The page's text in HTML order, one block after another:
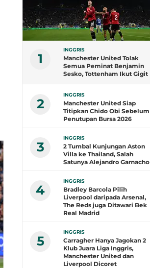
1
INGGRIS
Manchester United Tolak
Semua Peminat Benjamin
Sesko, Tottenham Ikut Gigit
2
INGGRIS
Manchester United Siap
Titipkan Chido Obi Sebelum
Penutupan Bursa 2026
3
INGGRIS
2 Tumbal Kunjungan Aston
Villa ke Thailand, Salah
Satunya Alejandro Garnacho
4
INGGRIS
Bradley Barcola Pilih
Liverpool daripada Arsenal,
The Reds juga Ditawari Bek
Real Madrid
5
INGGRIS
Carragher Hanya Jagokan 2
Klub Juara Liga Inggris,
Manchester United dan
Liverpool Dicoret